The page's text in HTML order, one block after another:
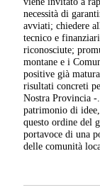
necessità di
avviati; chiedere
tecnico e
riconosciute;
montane e i
positive già
risultati concreti
Nostra Provincia -
patrimonio di
questo ordine del
portavoce di una
delle comunità